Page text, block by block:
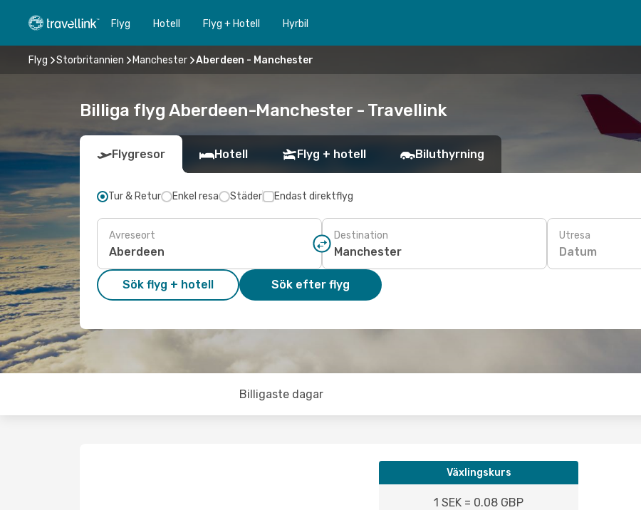
Flyg Hotell Flyg + Hotell Hyrbil
Flyg Storbritannien Manchester Aberdeen - Manchester
Billiga flyg Aberdeen-Manchester - Travellink
Flygresor Hotell Flyg + hotell Biluthyrning
Tur & Retur Enkel resa Städer Endast direktflyg
Avreseort Destination Utresa
Datum
Sök flyg + hotell Sök efter flyg
Billigaste dagar
Växlingskurs
1 SEK = 0.08 GBP